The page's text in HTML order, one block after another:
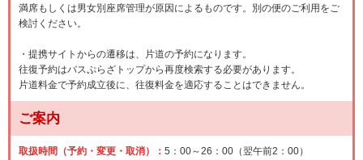
満席もしくは男女別座席管理が原因によるものです。別の便のご利用をご
検討ください。
・提携サイトからの遷移は、片道の予約になります。
往復予約はバスぷらざトップから再度検索する必要があります。
片道料金で予約成立後に、往復料金を適応することはできません。
ご案内
取扱時間（予約・変更・取消）： 5：00～26：00（翌午前2：00）